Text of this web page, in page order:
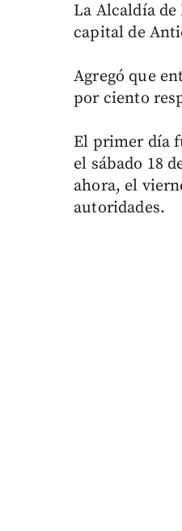
La Alcaldía de
capital de
Agregó que
por ciento
El primer día
el sábado 18
ahora, el
autoridades.